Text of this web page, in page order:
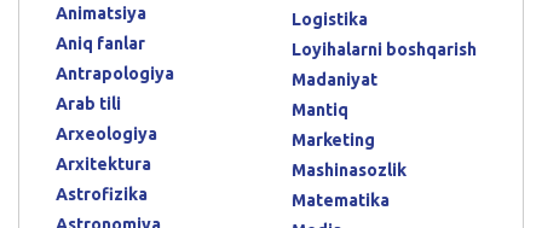
Animatsiya
Aniq fanlar
Antrapologiya
Arab tili
Arxeologiya
Arxitektura
Astrofizika
Astronomiya
Logistika
Loyihalarni boshqarish
Madaniyat
Mantiq
Marketing
Mashinasozlik
Matematika